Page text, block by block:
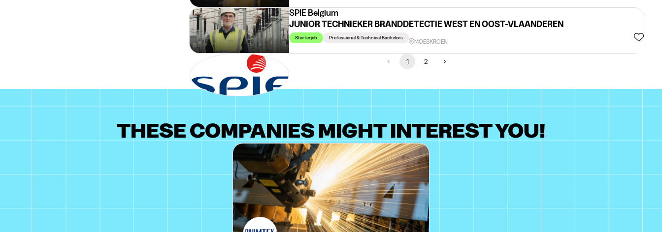
SPIE Belgium
JUNIOR TECHNIEKER BRANDDETECTIE WEST EN OOST-VLAANDEREN
Starterjob Professional & Technical Bachelors
MOESKROEN
1 2
THESE COMPANIES MIGHT INTEREST YOU!